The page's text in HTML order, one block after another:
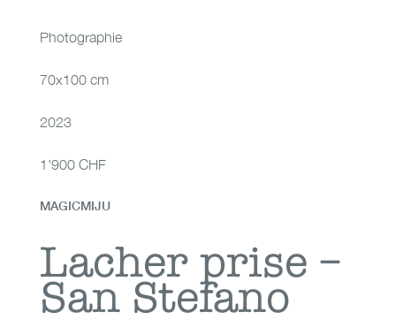
Photographie
70x100 cm
2023
1'900 CHF
Lacher prise – San
Stefano
MAGICMIJU
Lacher prise –
San Stefano